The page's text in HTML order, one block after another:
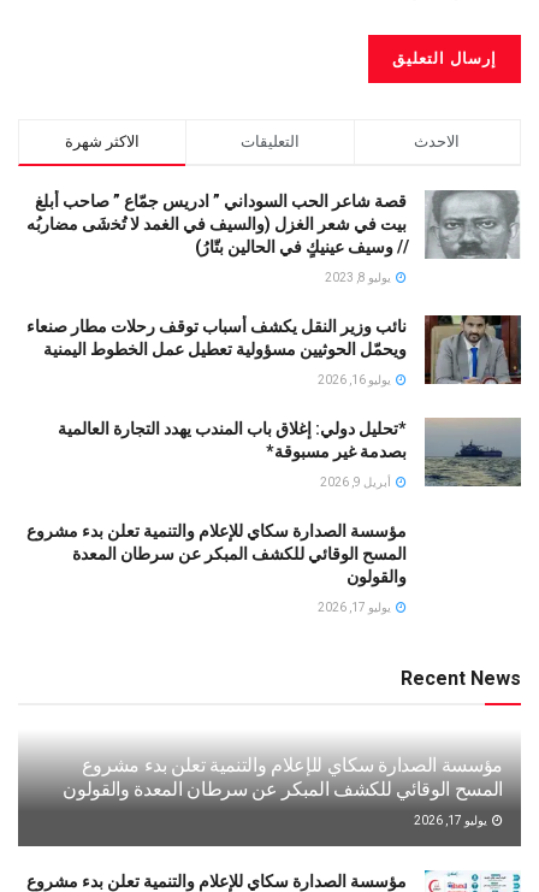
الاكثر شهرة التعليقات الاحدث
قصة شاعر الحب السوداني ” ادريس جمّاع ” صاحب أبلغ
بيت في شعر الغزل (وﺍﻟﺴﻴﻒ ﻓﻲ الغمد ﻻ ﺗُﺨشَى مضاربُه
// ﻭﺳﻴﻒ ﻋﻴﻨﻴﻚٍ ﻓﻲ ﺍﻟﺤﺎﻟﻴﻦ ﺑﺘّﺎﺭُ)
يوليو 8, 2023
نائب وزير النقل يكشف أسباب توقف رحلات مطار صنعاء
ويحمّل الحوثيين مسؤولية تعطيل عمل الخطوط اليمنية
يوليو 16, 2026
*تحليل دولي: إغلاق باب المندب يهدد التجارة العالمية
بصدمة غير مسبوقة*
أبريل 9, 2026
مؤسسة الصدارة سكاي للإعلام والتنمية تعلن بدء مشروع
المسح الوقائي للكشف المبكر عن سرطان المعدة
والقولون
يوليو 17, 2026
Recent News
مؤسسة الصدارة سكاي للإعلام والتنمية تعلن بدء مشروع
المسح الوقائي للكشف المبكر عن سرطان المعدة والقولون
يوليو 17, 2026
مؤسسة الصدارة سكاي للإعلام والتنمية تعلن بدء مشروع